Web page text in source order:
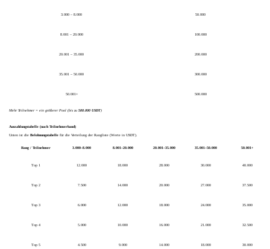
3.000 – 8.000 50.000
8.001 – 20.000 100.000
20.001 – 35.000 200.000
35.001 – 50.000 300.000
50.001+ 500.000
Mehr Teilnehmer = ein größerer Pool (bis zu 500.000 USDT)
Auszahlungstabelle (nach Teilnehmerband)
Unten ist die Belohnungstabellefür die Verteilung der Rangliste (Werte in USDT).
Rang / Teilnehmer 3.000–8.000 8.001–20.000 20.001–35.000 35.001–50.000 50.001+
Top 1 12.000 18.000 28.000 30.000 40.000
Top 2 7.500 14.000 20.000 27.000 37.500
Top 3 6.000 12.000 18.000 24.000 35.000
Top 4 5.000 10.000 16.000 21.000 32.500
Top 5 4.500 9.000 14.000 18.000 30.000